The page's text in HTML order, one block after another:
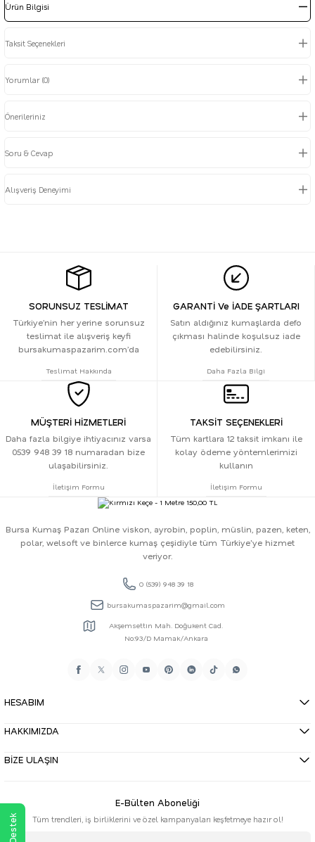
Ürün Bilgisi
Taksit Seçenekleri
Yorumlar (0)
Önerileriniz
Soru & Cevap
Alışveriş Deneyimi
SORUNSUZ TESLİMAT
Türkiye’nin her yerine sorunsuz
teslimat ile alışveriş keyfi
bursakumaspazarim.com’da
Teslimat Hakkında
GARANTİ Ve İADE ŞARTLARI
Satın aldığınız kumaşlarda defo
çıkması halinde koşulsuz iade
edebilirsiniz.
Daha Fazla Bilgi
MÜŞTERİ HİZMETLERİ
Daha fazla bilgiye ihtiyacınız varsa
0539 948 39 18 numaradan bize
ulaşabilirsiniz.
İletişim Formu
TAKSİT SEÇENEKLERİ
Tüm kartlara 12 taksit imkanı ile
kolay ödeme yöntemlerimizi
kullanın
İletişim Formu
Bursa Kumaş Pazarı Online viskon, ayrobin, poplin, müslin, pazen, keten,
polar, welsoft ve binlerce kumaş çeşidiyle tüm Türkiye'ye hizmet
veriyor.
0 (539) 948 39 18
bursakumaspazarim@gmail.com
Akşemsettin Mah. Doğukent Cad.
No:93/D Mamak/Ankara
HESABIM
HAKKIMIZDA
BİZE ULAŞIN
E-Bülten Aboneliği
Tüm trendleri, iş birliklerini ve özel kampanyaları keşfetmeye hazır ol!